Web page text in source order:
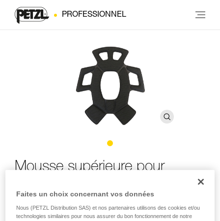
PROFESSIONNEL
Mousse supérieure pour
Mousse supérieure pour casque STRATO
Faites un choix concernant vos données
Nous (PETZL Distribution SAS) et nos partenaires utilisons des cookies et/ou
technologies similaires pour nous assurer du bon fonctionnement de notre